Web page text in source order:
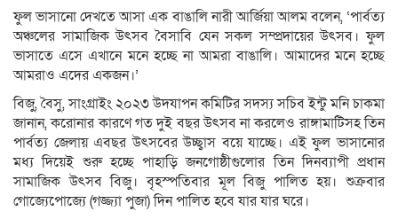
ফুল ভাসানো দেখতে আসা এক বাঙালি নারী আর্জিয়া আলম বলেন, ‘পার্বত্য
অঞ্চলের সামাজিক উৎসব বৈসাবি যেন সকল সম্প্রদায়ের উৎসব। ফুল
ভাসাতে এসে এখানে মনে হচ্ছে না আমরা বাঙালি। আমাদের মনে হচ্ছে
আমরাও এদের একজন।’
বিজু, বৈসু, সাংগ্রাইং ২০২৩ উদযাপন কমিটির সদস্য সচিব ইন্টু মনি চাকমা
জানান, করোনার কারণে গত দুই বছর উৎসব না করলেও রাঙ্গামাটিসহ তিন
পার্বত্য জেলায় এবছর উৎসবের উচ্ছ্বাস বয়ে যাচ্ছে। এই ফুল ভাসানোর
মধ্য দিয়েই শুরু হচ্ছে পাহাড়ি জনগোষ্ঠীগুলোর তিন দিনব্যাপী প্রধান
সামাজিক উৎসব বিজু। বৃহস্পতিবার মূল বিজু পালিত হয়। শুক্রবার
গোজ্যেপোজ্যে (গজ্জ্যা পুজা) দিন পালিত হবে যার যার ঘরে।